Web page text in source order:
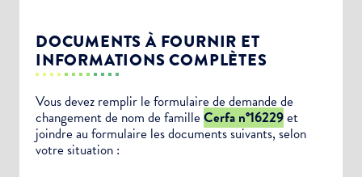
DOCUMENTS À FOURNIR ET
INFORMATIONS COMPLÈTES
Vous devez remplir le formulaire de demande de
changement de nom de famille Cerfa n°16229et
joindre au formulaire les documents suivants, selon
votre situation :
Choisissez votre abonnement :
Alertes Mail